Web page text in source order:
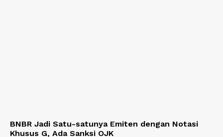
BNBR Jadi Satu-satunya Emiten dengan Notasi
Khusus G, Ada Sanksi OJK